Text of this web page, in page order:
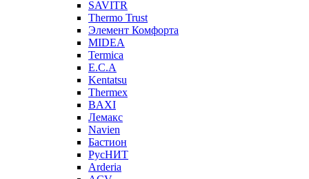
SAVITR
Thermo Trust
Элемент Комфорта
MIDEA
Termica
E.C.A
Kentatsu
Thermex
BAXI
Лемакс
Navien
Бастион
РусНИТ
Arderia